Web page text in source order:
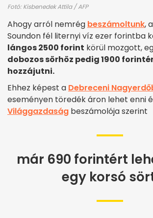
Fotó: Kisbenedek Attila / AFP
Ahogy arról nemrég beszámoltunk,
Soundon fél liternyi víz ezer forintba
lángos 2500 forint körül mozgott,
dobozos sörhöz pedig 1900
hozzájutni.
Ehhez képest a Debreceni
eseményen töredék áron lehet enni
Világgazdaság beszámolója szerint
már 690 forintért
egy korsó